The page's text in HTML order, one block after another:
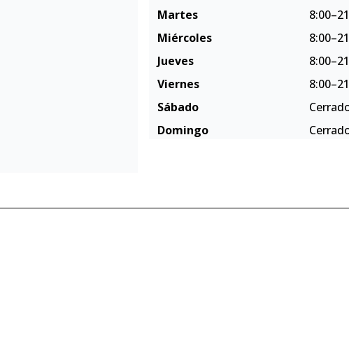
Martes
Miércoles
Jueves
Viernes
Sábado
Domingo